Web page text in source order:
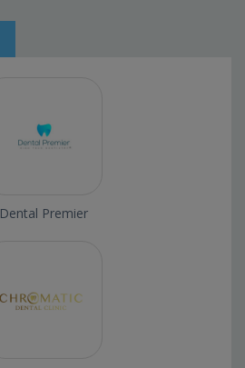
Dental Premier